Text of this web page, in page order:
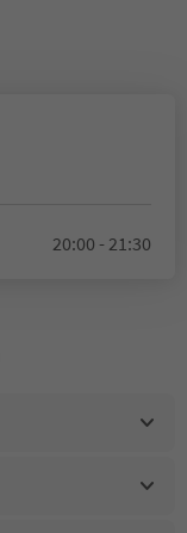
20:00 - 21:30